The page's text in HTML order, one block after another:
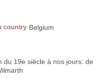
country Belgium
du 19e siècle à nos jours: de